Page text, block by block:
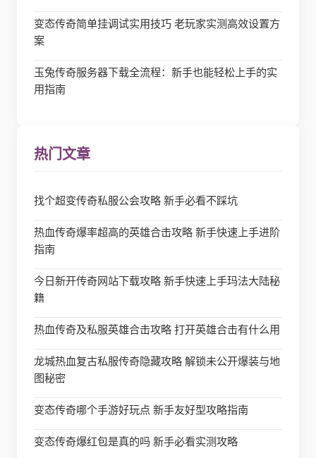
变态传奇简单挂调试实用技巧 老玩家实测高效设置方
案
玉兔传奇服务器下载全流程：新手也能轻松上手的实
用指南
热门文章
找个超变传奇私服公会攻略 新手必看不踩坑
热血传奇爆率超高的英雄合击攻略 新手快速上手进阶
指南
今日新开传奇网站下载攻略 新手快速上手玛法大陆秘
籍
热血传奇及私服英雄合击攻略 打开英雄合击有什么用
龙城热血复古私服传奇隐藏攻略 解锁未公开爆装与地
图秘密
变态传奇哪个手游好玩点 新手友好型攻略指南
变态传奇爆红包是真的吗 新手必看实测攻略